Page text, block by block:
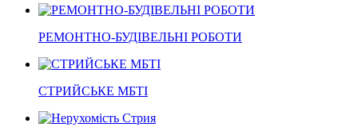
РЕМОНТНО-БУДІВЕЛЬНІ РОБОТИ
СТРИЙСЬКЕ МБТІ